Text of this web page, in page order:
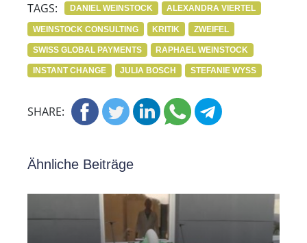
TAGS: DANIEL WEINSTOCK ALEXANDRA VIERTEL
WEINSTOCK CONSULTING KRITIK ZWEIFEL
SWISS GLOBAL PAYMENTS RAPHAEL WEINSTOCK
INSTANT CHANGE JULIA BOSCH STEFANIE WYSS
SHARE:
Ähnliche Beiträge